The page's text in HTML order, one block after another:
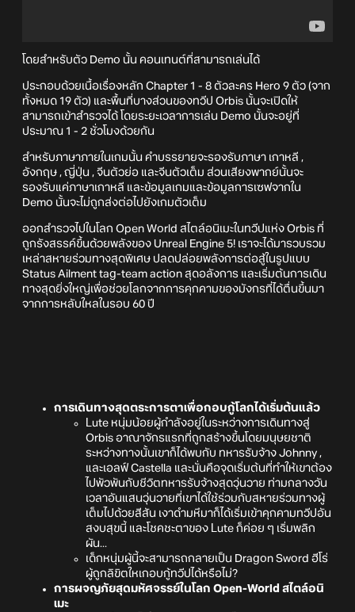
โดยสำหรับตัว Demo นั้น คอนเทนต์ที่สามารถเล่นได้
ประกอบด้วยเนื้อเรื่องหลัก Chapter 1 - 8 ตัวละคร Hero 9 ตัว (จาก
ทั้งหมด 19 ตัว) และพื้นที่บางส่วนของทวีป Orbis นั้นจะเปิดให้
สามารถเข้าสำรวจได้ โดยระยะเวลาการเล่น Demo นั้นจะอยู่ที่
ประมาณ 1 - 2 ชั่วโมงด้วยกัน
สำหรับภาษาภายในเกมนั้น คำบรรยายจะรองรับภาษา เกาหลี ,
อังกฤษ , ญี่ปุ่น , จีนตัวย่อ และจีนตัวเต็ม ส่วนเสียงพากย์นั้นจะ
รองรับแค่ภาษาเกาหลี และข้อมูลเกมและข้อมูลการเซฟจากใน
Demo นั้นจะไม่ถูกส่งต่อไปยังเกมตัวเต็ม
ออกสำรวจไปในโลก Open World สไตล์อนิเมะในทวีปแห่ง Orbis ที่
ถูกรังสรรค์ขึ้นด้วยพลังของ Unreal Engine 5! เราจะได้มารวบรวม
เหล่าสหายร่วมทางสุดพิเศษ ปลดปล่อยพลังการต่อสู้ในรูปแบบ
Status Ailment tag-team action สุดอลังการ และเริ่มต้นการเดิน
ทางสุดยิ่งใหญ่เพื่อช่วยโลกจากการคุกคามของมังกรที่ได้ตื่นขึ้นมา
จากการหลับใหลในรอบ 60 ปี
การเดินทางสุดตระการตาเพื่อกอบกู้โลกได้เริ่มต้นแล้ว
Lute หนุ่มน้อยผู้กำลังอยู่ในระหว่างการเดินทางสู่
Orbis อาณาจักรแรกที่ถูกสร้างขึ้นโดยมนุษยชาติ
ระหว่างทางนั้นเขาก็ได้พบกับ ทหารรับจ้าง Johnny ,
และเอลฟ์ Castella และนั่นคือจุดเริ่มต้นที่ทำให้เขาต้อง
ไปพัวพันกับชีวิตทหารรับจ้างสุดวุ่นวาย ท่ามกลางวัน
เวลาอันแสนวุ่นวายที่เขาได้ใช้ร่วมกับสหายร่วมทางผู้
เต็มไปด้วยสีสัน เงาดำมหึมาก็ได้เริ่มเข้าคุกคามทวีปอัน
สงบสุขนี้ และโชคชะตาของ Lute ก็ค่อย ๆ เริ่มพลิก
ผัน...
เด็กหนุ่มผู้นี้จะสามารถกลายเป็น Dragon Sword ฮีโร่
ผู้ถูกลิขิตใหเกอบกู้ทวีปได้หรือไม่?
การผจญภัยสุดมหัศจรรย์ในโลก Open-World สไตล์อนิ
เมะ